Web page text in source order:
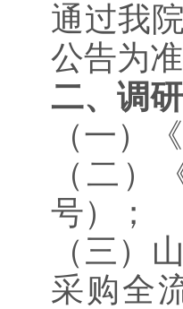
通过我
公告为
二、调
（一）
（二
号）；
（三）
采购全